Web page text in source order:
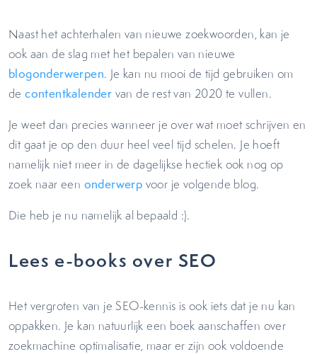
Naast het achterhalen van nieuwe zoekwoorden, kan je
ook aan de slag met het bepalen van nieuwe
blogonderwerpen. Je kan nu mooi de tijd gebruiken om
decontentkalender van de rest van 2020 te vullen.
Je weet dan precies wanneer je over wat moet schrijven en
dit gaat je op den duur heel veel tijd schelen. Je hoeft
namelijk niet meer in de dagelijkse hectiek ook nog op
zoek naar een onderwerp voor je volgende blog.
Die heb je nu namelijk al bepaald :).
Lees e-books over SEO
Het vergroten van je SEO-kennis is ook iets dat je nu kan
oppakken. Je kan natuurlijk een boek aanschaffen over
zoekmachine optimalisatie, maar er zijn ook voldoende